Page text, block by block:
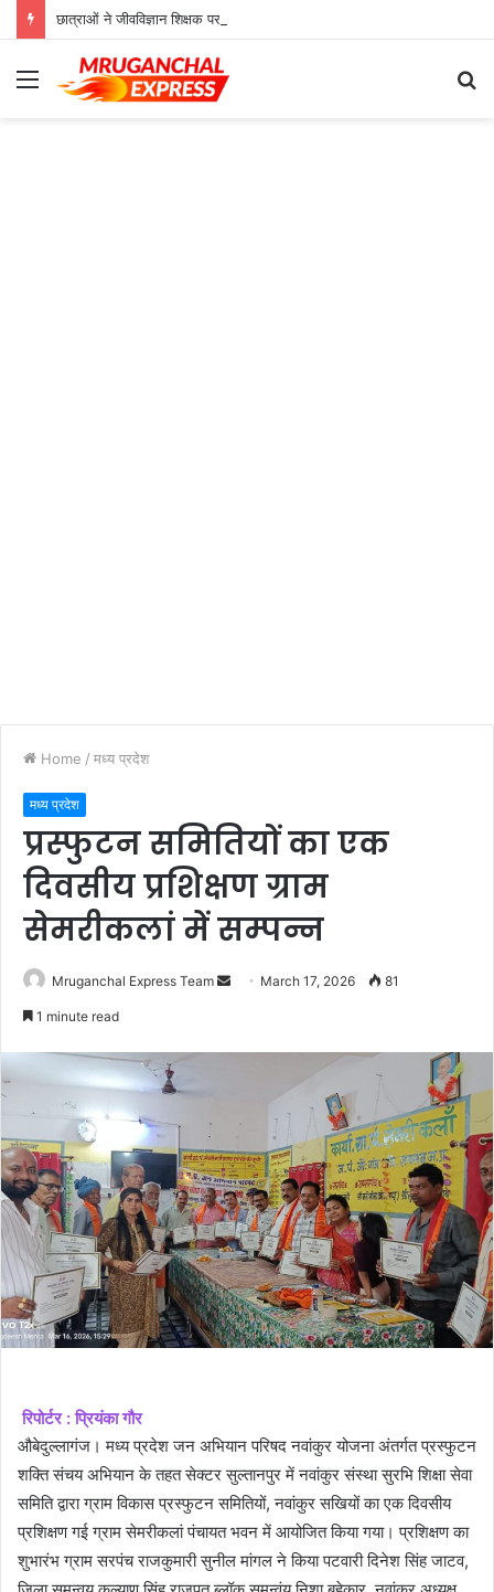
छात्राओं ने जीवविज्ञान शिक्षक पर लगाए गंभीर आरोप
Menu
Home / मध्य प्रदेश
मध्य प्रदेश
प्रस्फुटन समितियों का एक
दिवसीय प्रशिक्षण ग्राम
सेमरीकलां में सम्पन्न
Mruganchal Express Team
Send March 17, 2026 81
1 minute read
रिपोर्टर : प्रियंका गौर
औबेदुल्लागंज। मध्य प्रदेश जन अभियान परिषद नवांकुर योजना अंतर्गत प्रस्फुटन
शक्ति संचय अभियान के तहत सेक्टर सुल्तानपुर में नवांकुर संस्था सुरभि शिक्षा सेवा
समिति द्वारा ग्राम विकास प्रस्फुटन समितियों, नवांकुर सखियों का एक दिवसीय
प्रशिक्षण गई ग्राम सेमरीकलां पंचायत भवन में आयोजित किया गया। प्रशिक्षण का
शुभारंभ ग्राम सरपंच राजकुमारी सुनील मांगल ने किया पटवारी दिनेश सिंह जाटव,